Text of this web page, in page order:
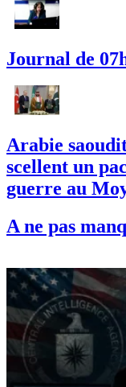
Journal de
Arabie
scellent un
guerre au
A ne pas